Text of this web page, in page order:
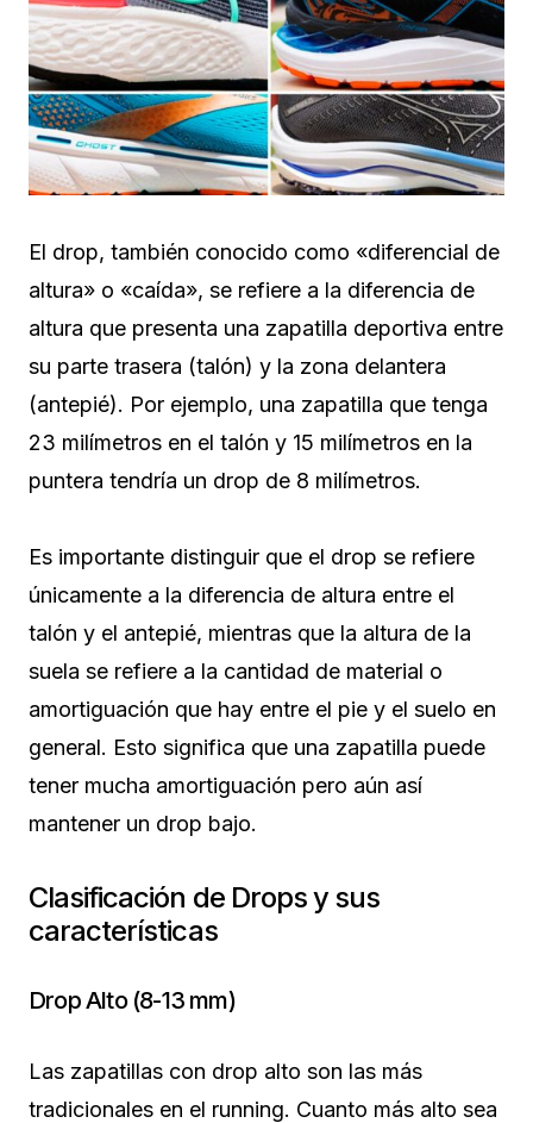
El drop, también conocido como «diferencial de
altura» o «caída», se refiere a la diferencia de
altura que presenta una zapatilla deportiva entre
su parte trasera (talón) y la zona delantera
(antepié). Por ejemplo, una zapatilla que tenga
23 milímetros en el talón y 15 milímetros en la
puntera tendría un drop de 8 milímetros.
Es importante distinguir que el drop se refiere
únicamente a la diferencia de altura entre el
talón y el antepié, mientras que la altura de la
suela se refiere a la cantidad de material o
amortiguación que hay entre el pie y el suelo en
general. Esto significa que una zapatilla puede
tener mucha amortiguación pero aún así
mantener un drop bajo.
Clasificación de Drops y sus
características
Drop Alto (8-13 mm)
Las zapatillas con drop alto son las más
tradicionales en el running. Cuanto más alto sea